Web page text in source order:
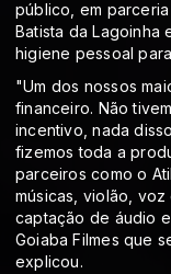
público, em
Batista da Lagoinha
higiene pessoal
"Um dos nossos
financeiro. Não
incentivo, nada
fizemos toda a
parceiros como o
músicas, violão,
captação de áudio
Goiaba Filmes que
explicou.